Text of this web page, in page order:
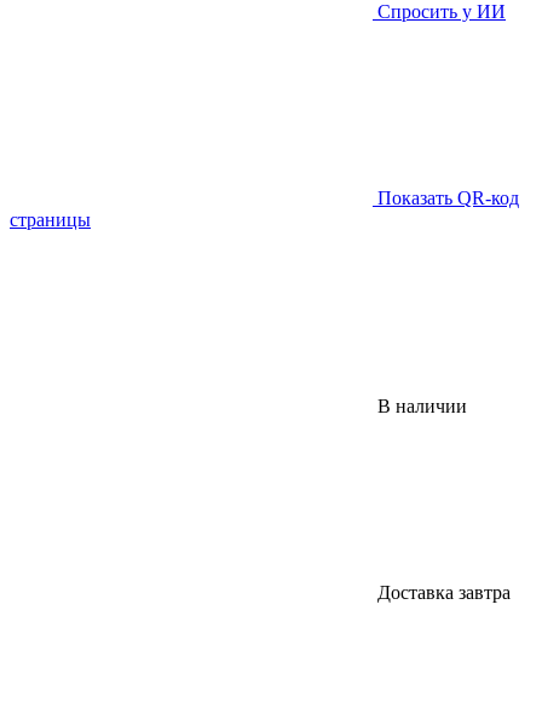
Спросить у ИИ
Показать QR-код
страницы
В наличии
Доставка завтра